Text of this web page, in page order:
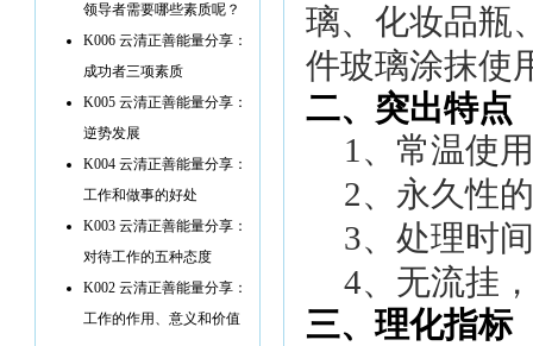
领导者需要哪些素质呢？
K006 云清正善能量分享：
成功者三项素质
K005 云清正善能量分享：
逆势发展
K004 云清正善能量分享：
工作和做事的好处
K003 云清正善能量分享：
对待工作的五种态度
K002 云清正善能量分享：
工作的作用、意义和价值
璃、化妆品瓶
件玻璃涂抹使
二、突出特点
1 、常温使
2、永久性
3、处理时
4、无流挂
三、理化指标